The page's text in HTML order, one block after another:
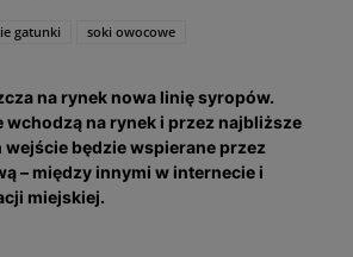
gatunki soki owocowe
na rynek nowa linię syropów.
wchodzą na rynek i przez najbliższe
wejście będzie wspierane przez
– między innymi w internecie i
miejskiej.